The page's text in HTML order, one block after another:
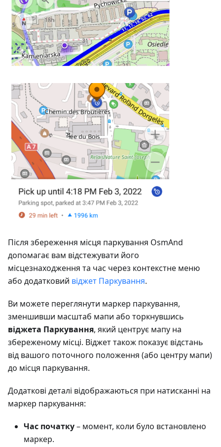
Після збереження місця паркування OsmAnd
допомагає вам відстежувати його
місцезнаходження та час через контекстне меню
або додатковий віджет Паркування.
Ви можете переглянути маркер паркування,
зменшивши масштаб мапи або торкнувшись
віджета Паркування, який центрує мапу на
збереженому місці. Віджет також показує відстань
від вашого поточного положення (або центру мапи)
до місця паркування.
Додаткові деталі відображаються при натисканні на
маркер паркування:
Час початку– момент, коли було встановлено
маркер.